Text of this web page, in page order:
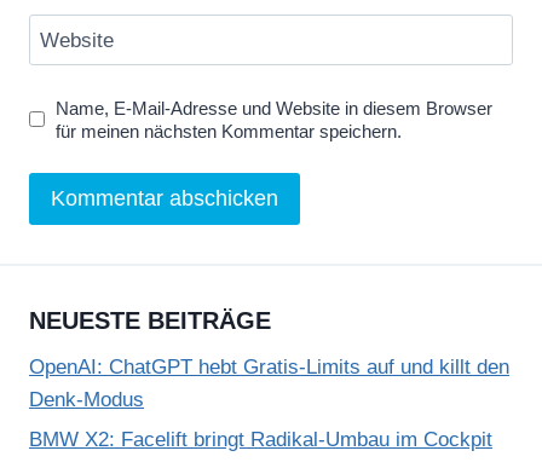
Website
Name, E-Mail-Adresse und Website in diesem Browser
für meinen nächsten Kommentar speichern.
NEUESTE BEITRÄGE
OpenAI: ChatGPT hebt Gratis-Limits auf und killt den
Denk-Modus
BMW X2: Facelift bringt Radikal-Umbau im Cockpit